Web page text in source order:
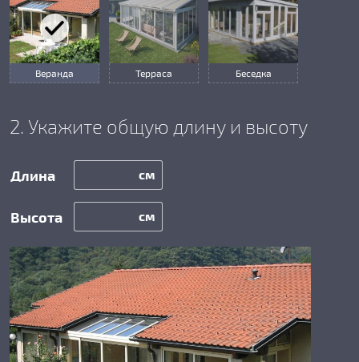
Веранда Терраса Беседка
2. Укажите общую длину и высоту
см
см